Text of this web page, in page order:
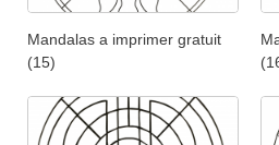
Mandalas a imprimer gratuit
(15)